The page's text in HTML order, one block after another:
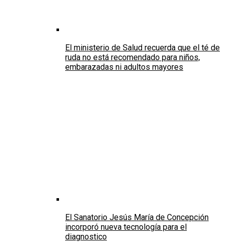
El ministerio de Salud recuerda que el té de
ruda no está recomendado para niños,
embarazadas ni adultos mayores
El Sanatorio Jesús María de Concepción
incorporó nueva tecnología para el
diagnostico